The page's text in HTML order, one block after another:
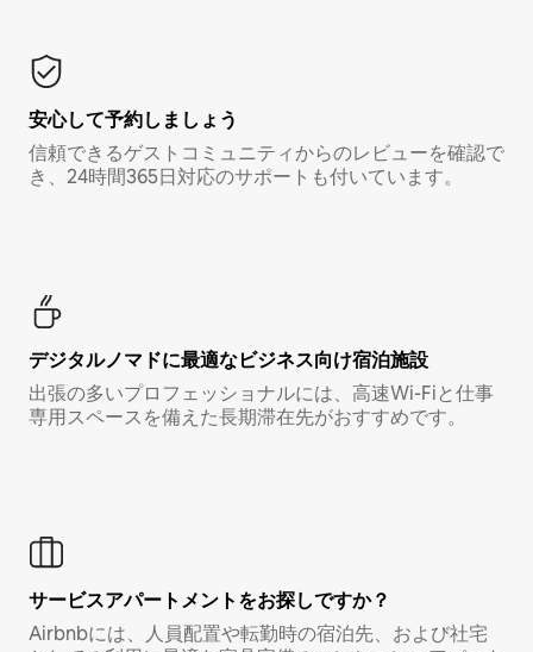
安心して予約しましょう
信頼できるゲストコミュニティからのレビューを確認で
き、24時間365日対応のサポートも付いています。
デジタルノマド⁠に最⁠適⁠なビ⁠ジ⁠ネ⁠ス⁠向⁠け宿⁠泊⁠施⁠設
出張の多いプロフェッショナルには、高速Wi-Fiと仕事
専用スペースを備えた長期滞在先がおすすめです。
サービスアパートメントをお探しですか？
Airbnbには、人員配置や転勤時の宿泊先、および社宅